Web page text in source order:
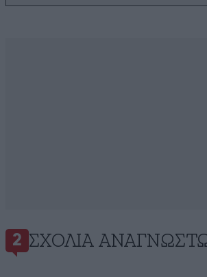
2 ΣΧΌΛΙΑ